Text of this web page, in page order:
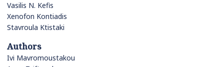
Vasilis N. Kefis
Xenofon Kontiadis
Stavroula Ktistaki
Authors
Ivi Mavromoustakou